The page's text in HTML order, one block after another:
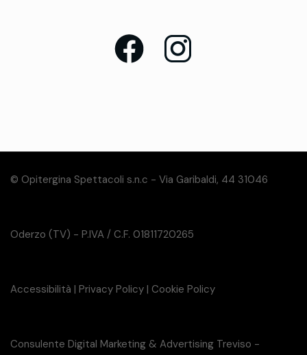
© Opitergina Spettacoli s.n.c - Via Garibaldi, 44 31046
Oderzo (TV) - P.IVA / C.F. 01811720265
Accessibilità | Privacy Policy | Cookie Policy
Consulente Digital Marketing & Advertising Treviso -